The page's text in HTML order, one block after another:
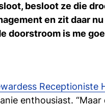
besloot ze die
en zit daar
doorstroom is me
Receptioniste
enthousiast. “Maar